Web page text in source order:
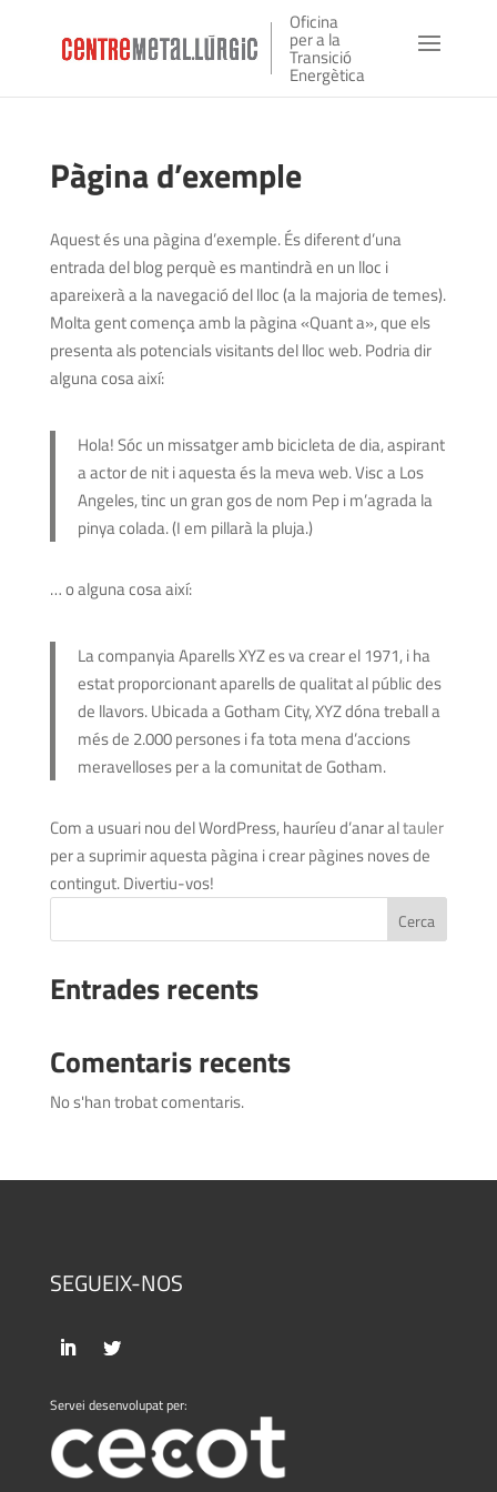
Oficina
per a la
Transició
Energètica
Pàgina d’exemple
Aquest és una pàgina d’exemple. És diferent d’una
entrada del blog perquè es mantindrà en un lloc i
apareixerà a la navegació del lloc (a la majoria de temes).
Molta gent comença amb la pàgina «Quant a», que els
presenta als potencials visitants del lloc web. Podria dir
alguna cosa així:
Hola! Sóc un missatger amb bicicleta de dia, aspirant
a actor de nit i aquesta és la meva web. Visc a Los
Angeles, tinc un gran gos de nom Pep i m’agrada la
pinya colada. (I em pillarà la pluja.)
… o alguna cosa així:
La companyia Aparells XYZ es va crear el 1971, i ha
estat proporcionant aparells de qualitat al públic des
de llavors. Ubicada a Gotham City, XYZ dóna treball a
més de 2.000 persones i fa tota mena d’accions
meravelloses per a la comunitat de Gotham.
Com a usuari nou del WordPress, hauríeu d’anar altauler
per a suprimir aquesta pàgina i crear pàgines noves de
contingut. Divertiu-vos!
Cerca
Entrades recents
Comentaris recents
No s'han trobat comentaris.
SEGUEIX-NOS
Servei desenvolupat per: